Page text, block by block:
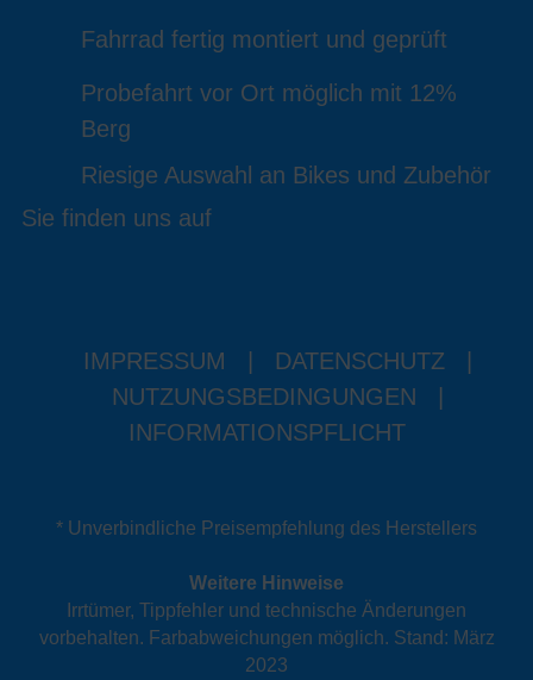
Fahrrad fertig montiert und geprüft
Probefahrt vor Ort möglich mit 12%
Berg
Riesige Auswahl an Bikes und Zubehör
Sie finden uns auf
IMPRESSUM DATENSCHUTZ
NUTZUNGSBEDINGUNGEN
INFORMATIONSPFLICHT
* Unverbindliche Preisempfehlung des Herstellers
Weitere Hinweise
Irrtümer, Tippfehler und technische Änderungen
vorbehalten. Farbabweichungen möglich. Stand: März
2023